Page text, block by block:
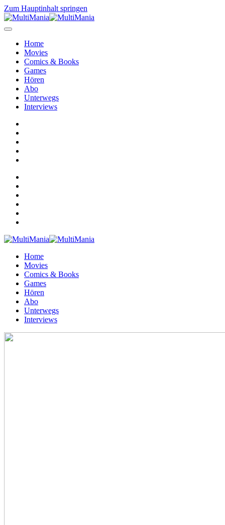
Zum Hauptinhalt springen
Home
Movies
Comics & Books
Games
Hören
Abo
Unterwegs
Interviews
Home
Movies
Comics & Books
Games
Hören
Abo
Unterwegs
Interviews